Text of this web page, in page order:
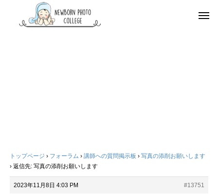
トップページ › フォーラム › 講師への質問掲示板 › 写真の添削お願いします
› 返信先: 写真の添削お願いします
2023年11月8日 4:03 PM
#13751